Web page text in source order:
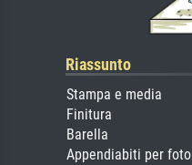
Riassunto
Stampa e media
Finitura
Barella
Appendiabiti per foto